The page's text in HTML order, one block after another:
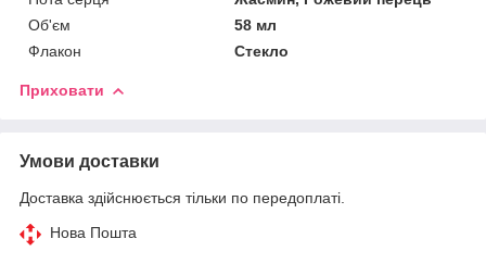
Об'єм
58 мл
Флакон
Стекло
Приховати
Умови доставки
Доставка здійснюється тільки по передоплаті.
Нова Пошта